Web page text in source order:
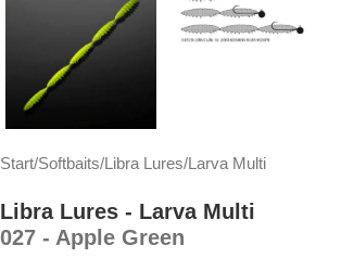
Start/Softbaits/Libra Lures/Larva Multi
Libra Lures - Larva Multi
027 - Apple Green